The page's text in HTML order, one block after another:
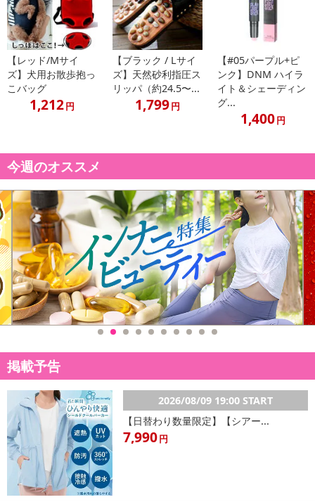
【レッド/Mサイ
ズ】犬用お散歩抱っ
こバッグ
1,212円
【ブラック / Lサイ
ズ】天然砂利指圧ス
リッパ（約24.5〜...
1,799円
【#05パープル+ピ
ンク】DNM ハイラ
イト＆シェーディン
グ...
1,400円
今週のオススメ
掲載予告
2026/08/09 19:00 START
【日替わり数量限定】【シアー...
7,990円